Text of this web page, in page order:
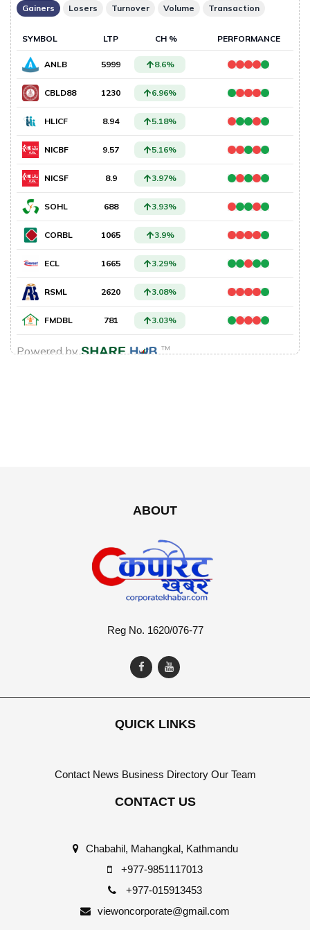
ABOUT
Reg No. 1620/076-77
QUICK LINKS
Contact News Business Directory Our Team
CONTACT US
Chabahil, Mahangkal, Kathmandu
+977-9851117013
+977-015913453
viewoncorporate@gmail.com